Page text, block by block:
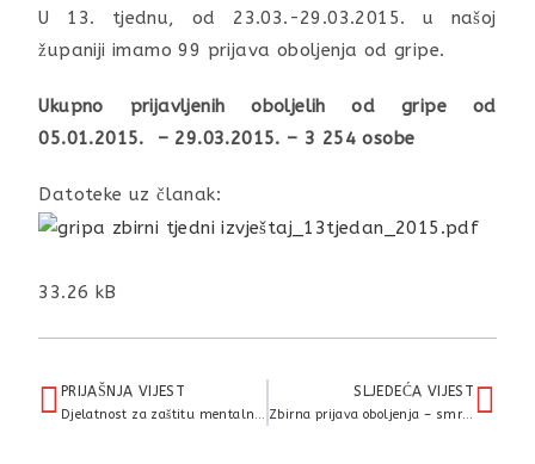
U 13. tjednu, od 23.03.-29.03.2015. u našoj
županiji imamo 99 prijava oboljenja od gripe.
Ukupno prijavljenih oboljelih od gripe od
05.01.2015. – 29.03.2015. – 3 254 osobe
Datoteke uz članak:
33.26 kB
PRIJAŠNJA VIJEST SLJEDEĆA VIJEST
Zbirna prijava oboljenja – smrti od gripe